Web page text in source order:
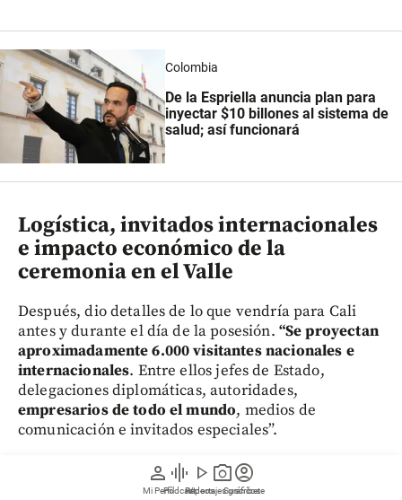
person
Mi Perfil
graphic_eq
Pódcast
play_arrow
Videos
photo_camera
Reportajes gráficos
account_circle
Suscríbete
Colombia
De la Espriella anuncia plan para
inyectar $10 billones al sistema de
salud; así funcionará
Logística, invitados internacionales
e impacto económico de la
ceremonia en el Valle
Después, dio detalles de lo que vendría para Cali
antes y durante el día de la posesión. “Se proyectan
aproximadamente 6.000 visitantes nacionales e
internacionales. Entre ellos jefes de Estado,
delegaciones diplomáticas, autoridades,
empresarios de todo el mundo, medios de
comunicación e invitados especiales”.
Los líderes internacionales incluyen al